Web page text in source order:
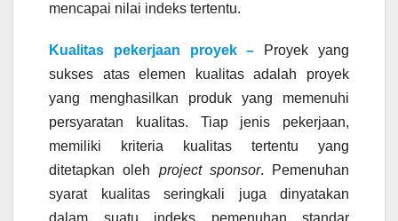
mencapai nilai indeks tertentu.
Kualitas pekerjaan proyek – Proyek yang
sukses atas elemen kualitas adalah proyek
yang menghasilkan produk yang memenuhi
persyaratan kualitas. Tiap jenis pekerjaan,
memiliki kriteria kualitas tertentu yang
ditetapkan oleh project sponsor. Pemenuhan
syarat kualitas seringkali juga dinyatakan